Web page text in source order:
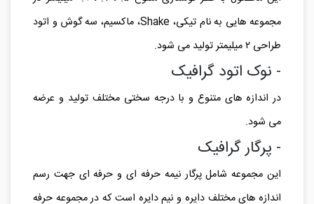
مجموعه هایی به نام تیکی، Shake، ماکسیم، سه گوش و اتود
طراحی ۲ میلیمتر تولید می شود.
- نوک اتود گرافیک
در اندازه های متنوع و با درجه سختی مختلف تولید و عرضه
می شود.
- پرگار گرافیک
این مجموعه شامل پرگار نیمه حرفه ای و حرفه ای جهت رسم
اندازه های مختلف دایره و نیم دایره است که در مجموعه حرفه